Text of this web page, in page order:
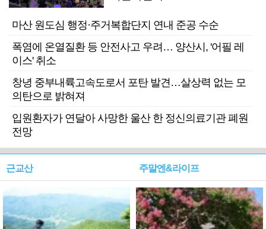
마산 원도심 행정·주거복합단지 연내 준공 수순
폭염에 온열질환 등 안전사고 우려… 양산시, '어필 레
이스' 취소
창녕 중부내륙고속도로서 포탄 발견…살상력 없는 모
의탄으로 밝혀져
입원환자가 연달아 사망한 울산 한 정신의료기관 폐원
전망
근교산 주말엔&라이프